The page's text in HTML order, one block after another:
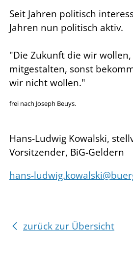
Seit Jahren politisch
Jahren nun politisch aktiv.
"Die Zukunft die wir
mitgestalten, sonst
wir nicht wollen."
frei nach Joseph Beuys.
Hans-Ludwig Kowalski,
Vorsitzender, BiG-Geldern
hans-
zurück zur Übersicht